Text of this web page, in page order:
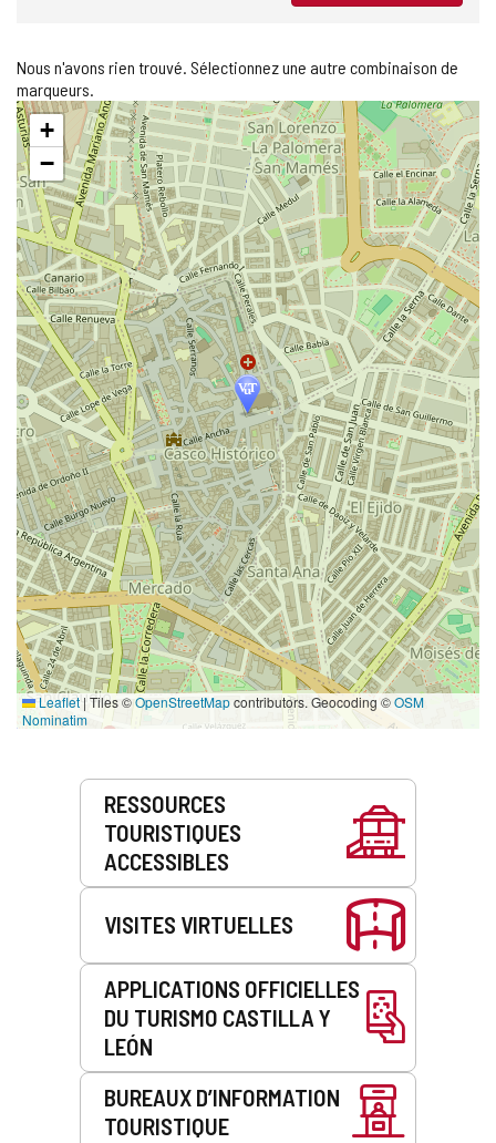
Nous n'avons rien trouvé. Sélectionnez une autre combinaison de
marqueurs.
Sauter
la
carte
+
−
Leaflet | Tiles ©OpenStreetMapcontributors. Geocoding ©OSM
Nominatim
Prestations
RESSOURCES
TOURISTIQUES
ACCESSIBLES
VISITES VIRTUELLES
APPLICATIONS OFFICIELLES
DU TURISMO CASTILLA Y
LEÓN
BUREAUX D’INFORMATION
TOURISTIQUE